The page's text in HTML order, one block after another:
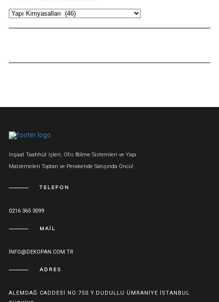
İnşaat Taahhüt İşleri, Ofis Bölme Sistemleri ve Yapı
Malzemeleri Toptan ve Perakende Satışında Öncü!
TELEFON
0216 365 3099
MAIL
INFO@DEKOPAN.COM.TR
ADRES
ALEMDAĞ CADDESI NO:750 Y.DUDULLU ÜMRANIYE İSTANBUL